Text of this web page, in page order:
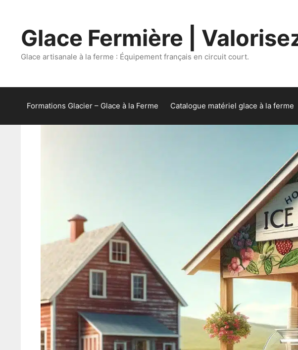
contenuGlace Fermière |
Glace artisanale à la ferme : Équipement français en circuit court.
Formations Glacier – Glace à la Ferme Catalogue matériel glace à la ferme